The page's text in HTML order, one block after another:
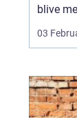
blive
end
nøgler,
skal
03